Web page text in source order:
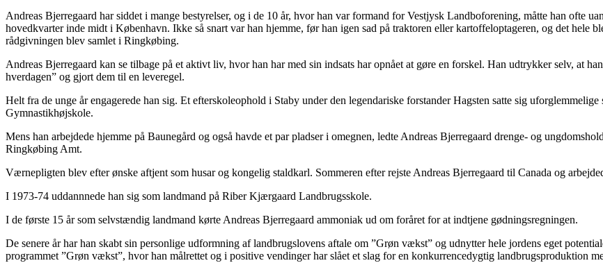
Andreas Bjerregaard har siddet i mange bestyrelser, og i de 10 år, hvor han var formand for Vestjysk Landboforening, måtte han ofte
hovedkvarter inde midt i København. Ikke så snart var han hjemme, før han igen sad på traktoren eller kartoffeloptageren, og det hele
rådgivningen blev samlet i Ringkøbing.
Andreas Bjerregaard kan se tilbage på et aktivt liv, hvor han har med sin indsats har opnået at gøre en forskel. Han udtrykker selv, at
hverdagen” og gjort dem til en leveregel.
Helt fra de unge år engagerede han sig. Et efterskoleophold i Staby under den legendariske forstander Hagsten satte sig
Gymnastikhøjskole.
Mens han arbejdede hjemme på Baunegård og også havde et par pladser i omegnen, ledte Andreas Bjerregaard drenge- og
Ringkøbing Amt.
Værnepligten blev efter ønske aftjent som husar og kongelig staldkarl. Sommeren efter rejste Andreas Bjerregaard til Canada og
I 1973-74 uddannnede han sig som landmand på Riber Kjærgaard Landbrugsskole.
I de første 15 år som selvstændig landmand kørte Andreas Bjerregaard ammoniak ud om foråret for at indtjene gødningsregningen.
De senere år har han skabt sin personlige udformning af landbrugslovens aftale om ”Grøn vækst” og udnytter hele jordens eget
programmet ”Grøn vækst”, hvor han målrettet og i positive vendinger har slået et slag for en konkurrencedygtig landbrugsproduktion